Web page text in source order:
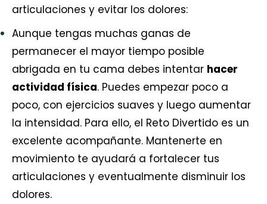
articulaciones y evitar los dolores:
Aunque tengas muchas ganas de
permanecer el mayor tiempo posible
abrigada en tu cama debes intentar hacer
actividad física. Puedes empezar poco a
poco, con ejercicios suaves y luego aumentar
la intensidad. Para ello, el Reto Divertido es un
excelente acompañante. Mantenerte en
movimiento te ayudará a fortalecer tus
articulaciones y eventualmente disminuir los
dolores.